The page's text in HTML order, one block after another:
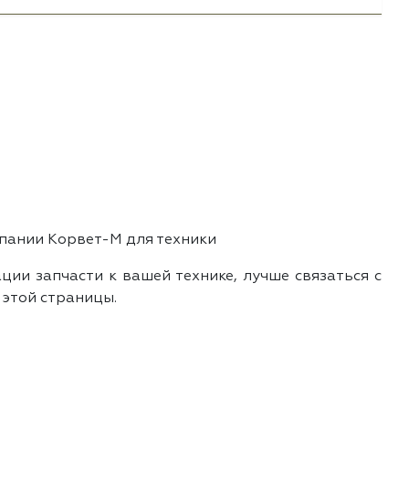
Корвет-М для техники
запчасти к вашей технике, лучше связаться с
страницы.